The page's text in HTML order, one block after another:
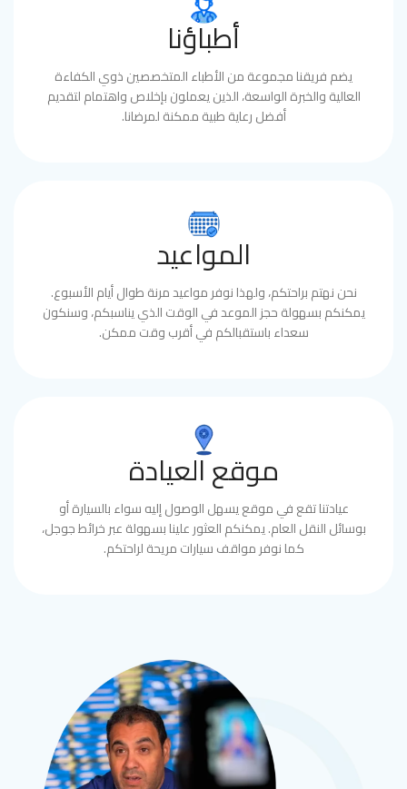
أطباؤنا
يضم فريقنا مجموعة من الأطباء المتخصصين ذوي الكفاءة
العالية والخبرة الواسعة، الذين يعملون بإخلاص واهتمام لتقديم
أفضل رعاية طبية ممكنة لمرضانا.
المواعيد
نحن نهتم براحتكم، ولهذا نوفر مواعيد مرنة طوال أيام الأسبوع.
يمكنكم بسهولة حجز الموعد في الوقت الذي يناسبكم، وسنكون
سعداء باستقبالكم في أقرب وقت ممكن.
موقع العيادة
عيادتنا تقع في موقع يسهل الوصول إليه سواء بالسيارة أو
بوسائل النقل العام. يمكنكم العثور علينا بسهولة عبر خرائط جوجل،
كما نوفر مواقف سيارات مريحة لراحتكم.